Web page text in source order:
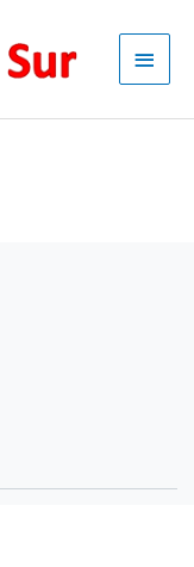
Main